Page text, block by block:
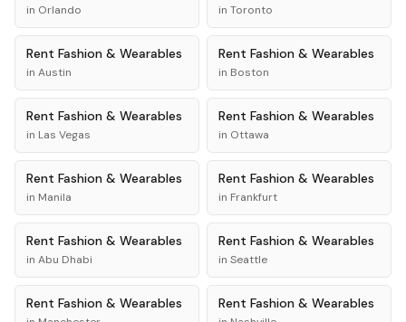
in Orlando in Toronto
Rent Fashion & Wearables
in Austin
Rent Fashion & Wearables
in Boston
Rent Fashion & Wearables
in Las Vegas
Rent Fashion & Wearables
in Ottawa
Rent Fashion & Wearables
in Manila
Rent Fashion & Wearables
in Frankfurt
Rent Fashion & Wearables
in Abu Dhabi
Rent Fashion & Wearables
in Seattle
Rent Fashion & Wearables Rent Fashion & Wearables